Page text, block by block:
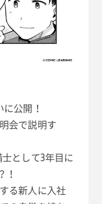
公開！
会で説明す
として3年目に
！
る新人に入社